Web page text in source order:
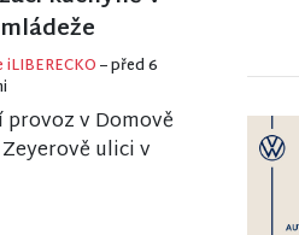
iLIBERECKO– před 6
provoz v Domově
ulici v